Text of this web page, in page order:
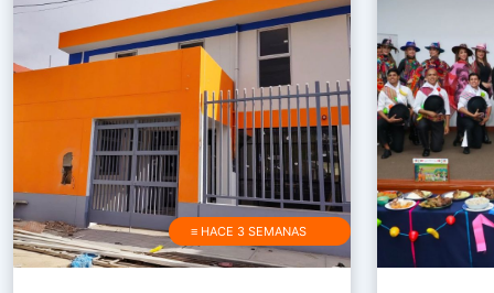
≡ HACE 3 SEMANAS